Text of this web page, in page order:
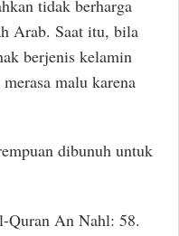
tidak berharga
Arab. Saat itu, bila
berjenis kelamin
malu karena
dibunuh untuk
Quran An Nahl: 58.